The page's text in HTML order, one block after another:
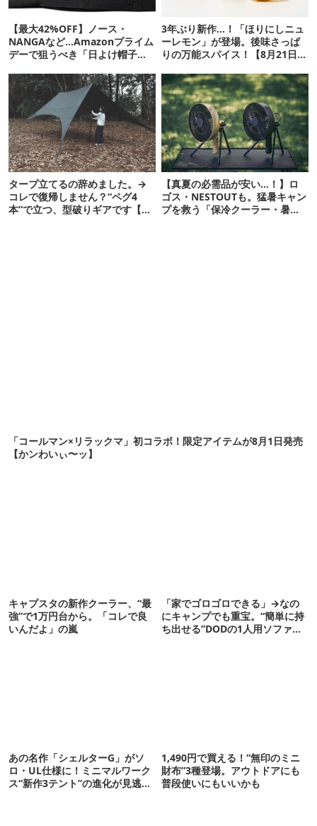
【最大42%OFF】ノース・
NANGAなど…Amazonプライム
デーで狙うべき「日よけ帽子」
3年ぶり新作…！「ほりにしニュ
ーレモン」が登場。後味さっぱ
りの万能スパイス！【8月21日発
タープ立てるの辞めました。→
コレで復帰しません？“ペグ4
本”で立つ、型破りギアです【ド
【真夏の必需品が安い…！】ロ
ゴス・NESTOUTも。猛暑キャン
プを救う「保冷クーラー・暑さ
「コールマン×リラックマ」初コラボ！限定アイテムが8月1日発売
【かンわいぃ〜ッ】
キャプスタの新作クーラー、“最
強”で1万円台から。「コレで良
いんだよ」の嵐
「家でゴロゴロできる」→なの
にキャンプでも重宝。“簡単に持
ち出せる”DODの1人用ソファが
あの名作「シェルターG」がソ
ロ・UL仕様に！ミニマルワーク
ス“新作3テント”の進化が見逃せ
1,490円で買える！“無印のミニ
財布”3種登場。アウトドアにも
普段使いにもいいかも